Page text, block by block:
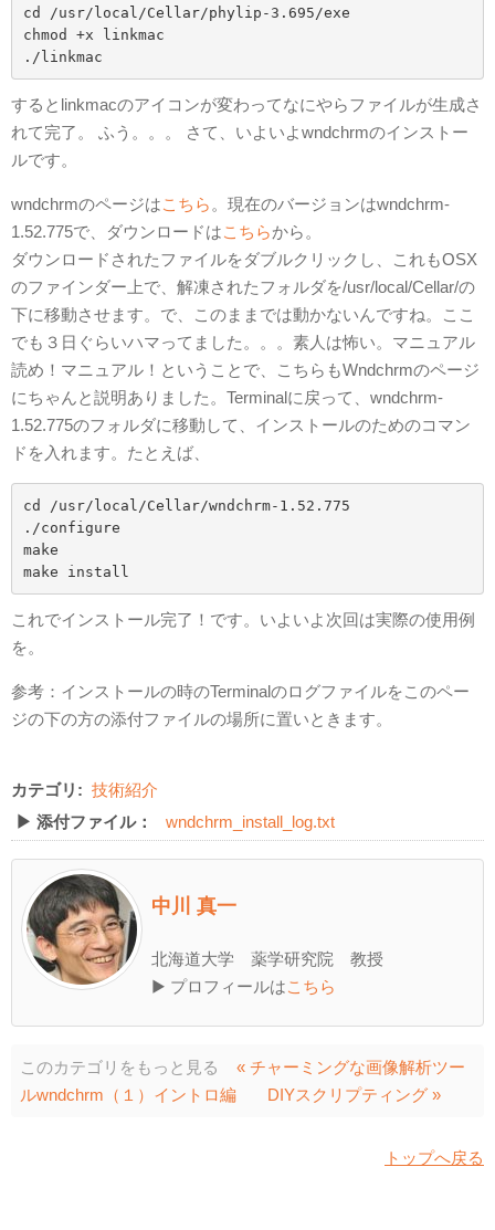
cd /usr/local/Cellar/phylip-3.695/exe
chmod +x linkmac
するとlinkmacのアイコンが変わってなにやらファイルが生成さ
れて完了。 ふう。。。 さて、いよいよwndchrmのインストー
ルです。
wndchrmのページはこちら 。現在のバージョンはwndchrm-
1.52.775で、ダウンロードはこちらから。
ダウンロードされたファイルをダブルクリックし、これもOSX
のファインダー上で、解凍されたフォルダを/usr/local/Cellar/の
下に移動させます。で、このままでは動かないんですね。ここ
でも３日ぐらいハマってました。。。素人は怖い。マニュアル
読め！マニュアル！ということで、こちらもWndchrmのページ
にちゃんと説明ありました。Terminalに戻って、wndchrm-
1.52.775のフォルダに移動して、インストールのためのコマン
ドを入れます。たとえば、
cd /usr/local/Cellar/wndchrm-1.52.775
./configure
make
これでインストール完了！です。いよいよ次回は実際の使用例
を。
参考：インストールの時のTerminalのログファイルをこのペー
ジの下の方の添付ファイルの場所に置いときます。
カテゴリ: 技術紹介
▶ 添付ファイル：
wndchrm_install_log.txt
中川 真一
北海道大学 薬学研究院 教授
▶ プロフィールはこちら
このカテゴリをもっと見る
« チャーミングな画像解析ツー
ルwndchrm（１）イントロ編
DIYスクリプティング »
トップへ戻る